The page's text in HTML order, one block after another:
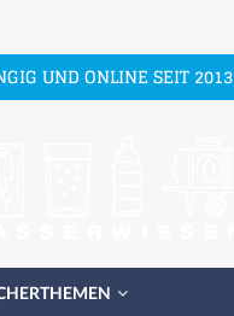
UND ONLINE SEIT 2013